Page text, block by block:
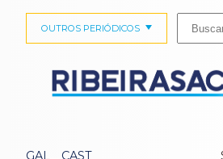
GAL CAST
OUTROS PERIÓDICOS